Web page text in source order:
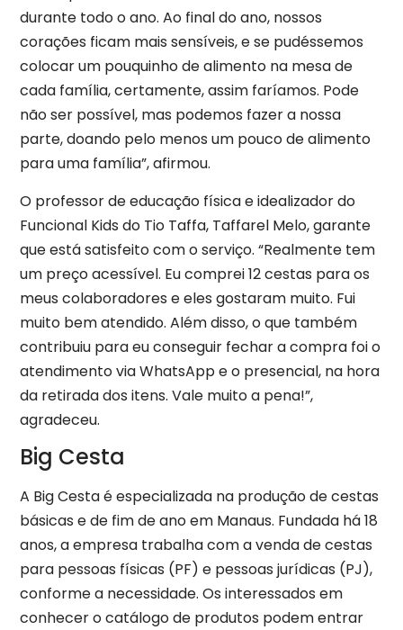
durante todo o ano. Ao final do ano, nossos
corações ficam mais sensíveis, e se pudéssemos
colocar um pouquinho de alimento na mesa de
cada família, certamente, assim faríamos. Pode
não ser possível, mas podemos fazer a nossa
parte, doando pelo menos um pouco de alimento
para uma família”, afirmou.
O professor de educação física e idealizador do
Funcional Kids do Tio Taffa, Taffarel Melo, garante
que está satisfeito com o serviço. “Realmente tem
um preço acessível. Eu comprei 12 cestas para os
meus colaboradores e eles gostaram muito. Fui
muito bem atendido. Além disso, o que também
contribuiu para eu conseguir fechar a compra foi o
atendimento via WhatsApp e o presencial, na hora
da retirada dos itens. Vale muito a pena!”,
agradeceu.
Big Cesta
A Big Cesta é especializada na produção de cestas
básicas e de fim de ano em Manaus. Fundada há 18
anos, a empresa trabalha com a venda de cestas
para pessoas físicas (PF) e pessoas jurídicas (PJ),
conforme a necessidade. Os interessados em
conhecer o catálogo de produtos podem entrar